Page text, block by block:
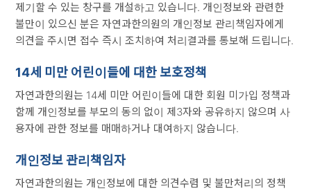
제기할 수 있는 창구를 개설하고 있습니다. 개인정보와 관련한
불만이 있으신 분은 자연과한의원의 개인정보 관리책임자에게
의견을 주시면 접수 즉시 조치하여 처리결과를 통보해 드립니다.
14세 미만 어린이들에 대한 보호정책
자연과한의원는 14세 미만 어린이들에 대한 회원 미가입 정책과
함께 개인정보를 부모의 동의 없이 제3자와 공유하지 않으며 사
용자에 관한 정보를 매매하거나 대여하지 않습니다.
개인정보 관리책임자
자연과한의원는 개인정보에 대한 의견수렴 및 불만처리의 정책